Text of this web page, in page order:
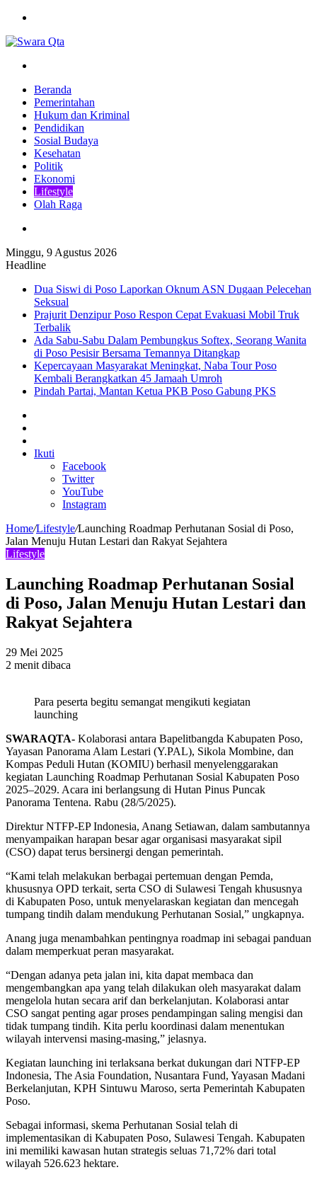
Beranda
Pemerintahan
Hukum dan Kriminal
Pendidikan
Sosial Budaya
Kesehatan
Politik
Ekonomi
Lifestyle
Olah Raga
Minggu, 9 Agustus 2026
Headline
Dua Siswi di Poso Laporkan Oknum ASN Dugaan Pelecehan
Seksual
Prajurit Denzipur Poso Respon Cepat Evakuasi Mobil Truk
Terbalik
Ada Sabu-Sabu Dalam Pembungkus Softex, Seorang Wanita
di Poso Pesisir Bersama Temannya Ditangkap
Kepercayaan Masyarakat Meningkat, Naba Tour Poso
Kembali Berangkatkan 45 Jamaah Umroh
Pindah Partai, Mantan Ketua PKB Poso Gabung PKS
In
Ikuti
Facebook
Twitter
YouTube
Instagram
Home/Lifestyle/Launching Roadmap Perhutanan Sosial di Poso,
Jalan Menuju Hutan Lestari dan Rakyat Sejahtera
Lifestyle
Launching Roadmap Perhutanan Sosial
di Poso, Jalan Menuju Hutan Lestari dan
Rakyat Sejahtera
29 Mei 2025
2 menit dibaca
Para peserta begitu semangat mengikuti kegiatan
launching
SWARAQTA- Kolaborasi antara Bapelitbangda Kabupaten Poso,
Yayasan Panorama Alam Lestari (Y.PAL), Sikola Mombine, dan
Kompas Peduli Hutan (KOMIU) berhasil menyelenggarakan
kegiatan Launching Roadmap Perhutanan Sosial Kabupaten Poso
2025–2029. Acara ini berlangsung di Hutan Pinus Puncak
Panorama Tentena. Rabu (28/5/2025).
Direktur NTFP-EP Indonesia, Anang Setiawan, dalam sambutannya
menyampaikan harapan besar agar organisasi masyarakat sipil
(CSO) dapat terus bersinergi dengan pemerintah.
“Kami telah melakukan berbagai pertemuan dengan Pemda,
khususnya OPD terkait, serta CSO di Sulawesi Tengah khususnya
di Kabupaten Poso, untuk menyelaraskan kegiatan dan mencegah
tumpang tindih dalam mendukung Perhutanan Sosial,” ungkapnya.
Anang juga menambahkan pentingnya roadmap ini sebagai panduan
dalam memperkuat peran masyarakat.
“Dengan adanya peta jalan ini, kita dapat membaca dan
mengembangkan apa yang telah dilakukan oleh masyarakat dalam
mengelola hutan secara arif dan berkelanjutan. Kolaborasi antar
CSO sangat penting agar proses pendampingan saling mengisi dan
tidak tumpang tindih. Kita perlu koordinasi dalam menentukan
wilayah intervensi masing-masing,” jelasnya.
Kegiatan launching ini terlaksana berkat dukungan dari NTFP-EP
Indonesia, The Asia Foundation, Nusantara Fund, Yayasan Madani
Berkelanjutan, KPH Sintuwu Maroso, serta Pemerintah Kabupaten
Poso.
Sebagai informasi, skema Perhutanan Sosial telah di
implementasikan di Kabupaten Poso, Sulawesi Tengah. Kabupaten
ini memiliki kawasan hutan strategis seluas 71,72% dari total
wilayah 526.623 hektare.